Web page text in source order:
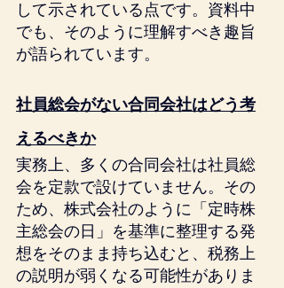
して示されている点です。資料中
でも、そのように理解すべき趣旨
が語られています。
社員総会がない合同会社はどう考
えるべきか
実務上、多くの合同会社は社員総
会を定款で設けていません。その
ため、株式会社のように「定時株
主総会の日」を基準に整理する発
想をそのまま持ち込むと、税務上
の説明が弱くなる可能性がありま